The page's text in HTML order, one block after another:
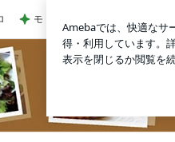
ンタン酢、ポン酢、穀物
モト冬樹 愛犬の可愛い幸せそう